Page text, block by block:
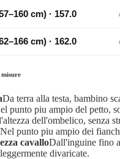
cm) · 157.0
cm) · 162.0
Da terra alla testa, bambino
punto piu ampio del petto,
dell'ombelico, senza
Nel punto piu ampio dei
cavalloDall'inguine fino
divaricate.